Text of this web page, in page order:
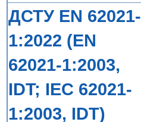
ДСТУ EN 62021-
1:2022 (EN
62021-1:2003,
IDT; IEC 62021-
1:2003, IDT)